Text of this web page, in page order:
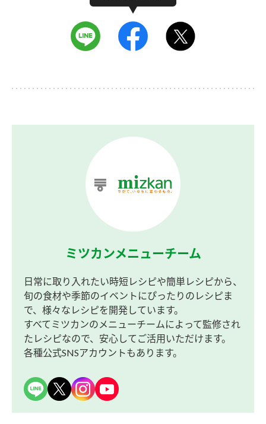
ミツカンメニューチーム
日常に取り入れたい時短レシピや簡単レシピから、
旬の食材や季節のイベントにぴったりのレシピま
で、様々なレシピを開発しています。
すべてミツカンのメニューチームによって監修され
たレシピなので、安心してご活用いただけます。
各種公式SNSアカウントもあります。